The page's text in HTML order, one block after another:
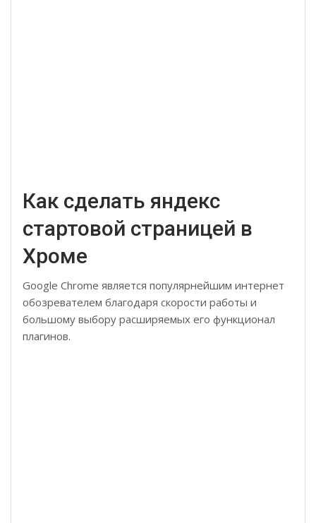
Как сделать яндекс
стартовой страницей в
Хроме
Google Chrome является популярнейшим интернет
обозревателем благодаря скорости работы и
большому выбору расширяемых его функционал
плагинов.